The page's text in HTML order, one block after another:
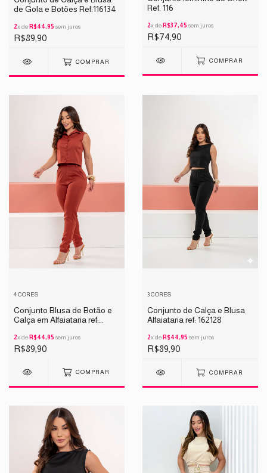
de Gola e Botões Ref:116134
2x de R$44,95 sem juros
R$89,90
COMPRAR
Ref. 116
2x de R$37,45 sem juros
R$74,90
COMPRAR
4 CORES
Conjunto Blusa de Botão e
Calça em Alfaiataria ref:
2x de R$44,95 sem juros
R$89,90
COMPRAR
3 CORES
Conjunto de Calça e Blusa
Alfaiataria ref: 162128
2x de R$44,95 sem juros
R$89,90
COMPRAR